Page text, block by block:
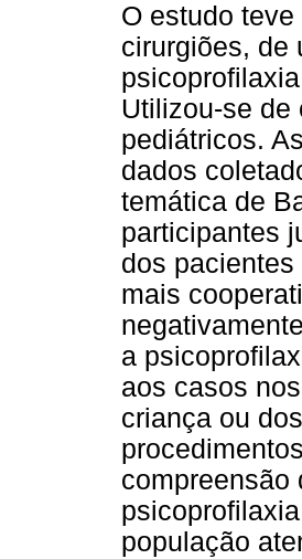
O estudo
cirurgiões, de
Utilizou-se de
pediátricos.
dados
temática de
participantes
dos
mais
a
aos casos
criança ou
compreensão
população